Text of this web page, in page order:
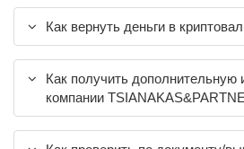
Как вернуть деньги в
Как получить
компании